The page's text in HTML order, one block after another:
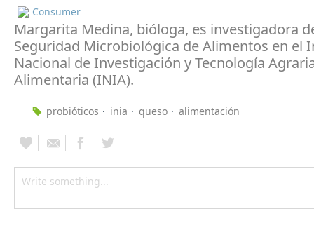
Consumer
Margarita Medina, bióloga, es investigadora
Seguridad Microbiológica de Alimentos en el
Nacional de Investigación y Tecnología
Alimentaria (INIA).
probióticos inia queso alimentación